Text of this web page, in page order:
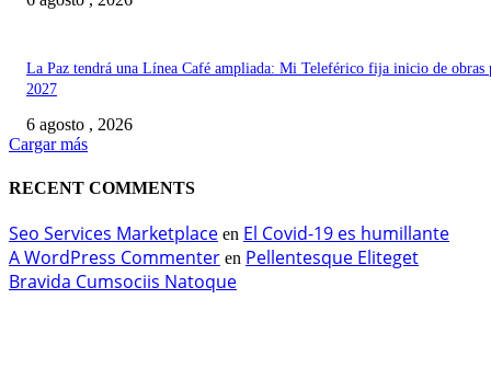
La Paz tendrá una Línea Café ampliada: Mi Teleférico fija inicio de obras
2027
6 agosto , 2026
Cargar más
RECENT COMMENTS
Seo Services Marketplace en El Covid-19 es humillante
A WordPress Commenter en Pellentesque Eliteget
Bravida Cumsociis Natoque